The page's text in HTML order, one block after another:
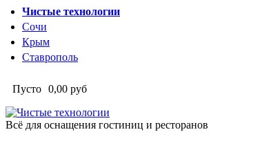
Перейти к основному содержанию
Чистые технологии
Сочи
Крым
Ставрополь
Пусто 0,00 руб
Всё для оснащения гостиниц и ресторанов